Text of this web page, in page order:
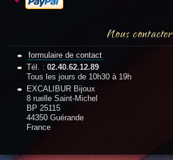
Nous contacter
formulaire de contact
Tél. : 02.40.62.12.89
Tous les jours de 10h30 à 19h
EXCALIBUR Bijoux
8 ruelle Saint-Michel
BP 25115
44350 Guérande
France